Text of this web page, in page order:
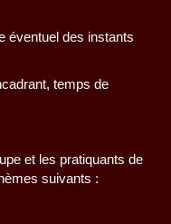
éventuel des instants
temps de
et les pratiquants de
suivants :